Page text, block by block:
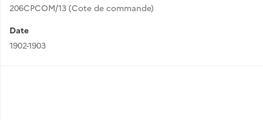
206CPCOM/13 (Cote de commande)
Date
1902-1903